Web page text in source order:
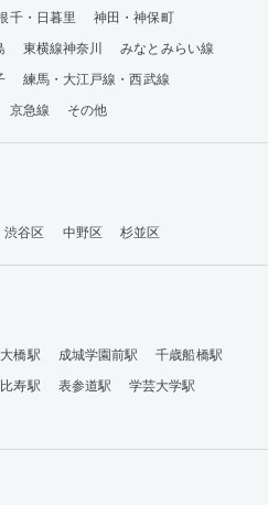
千・日暮里
神田・神保町
東横線神奈川
みなとみらい線
練馬・大江戸線・西武線
京急線 その他
渋谷区 中野区 杉並区
橋駅 成城学園前駅
千歳船橋駅
寿駅 表参道駅
学芸大学駅